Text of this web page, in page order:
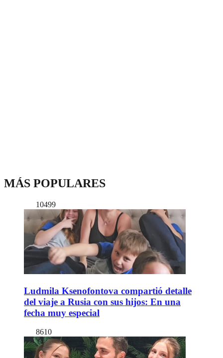
MÁS POPULARES
10499
Ludmila Ksenofontova compartió detalle
del viaje a Rusia con sus hijos: En una
fecha muy especial
8610